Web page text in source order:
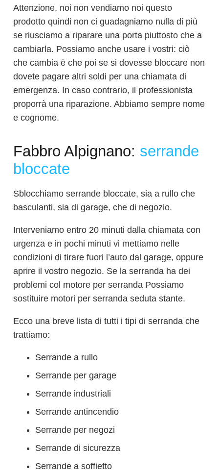
Attenzione, noi non vendiamo noi questo
prodotto quindi non ci guadagniamo nulla di più
se riusciamo a riparare una porta piuttosto che a
cambiarla. Possiamo anche usare i vostri: ciò
che cambia è che poi se si dovesse bloccare non
dovete pagare altri soldi per una chiamata di
emergenza. In caso contrario, il professionista
proporrà una riparazione. Abbiamo sempre nome
e cognome.
Fabbro Alpignano: serrande
bloccate
Sblocchiamo serrande bloccate, sia a rullo che
basculanti, sia di garage, che di negozio.
Interveniamo entro 20 minuti dalla chiamata con
urgenza e in pochi minuti vi mettiamo nelle
condizioni di tirare fuori l’auto dal garage, oppure
aprire il vostro negozio. Se la serranda ha dei
problemi col motore per serranda Possiamo
sostituire motori per serranda seduta stante.
Ecco una breve lista di tutti i tipi di serranda che
trattiamo:
Serrande a rullo
Serrande per garage
Serrande industriali
Serrande antincendio
Serrande per negozi
Serrande di sicurezza
Serrande a soffietto